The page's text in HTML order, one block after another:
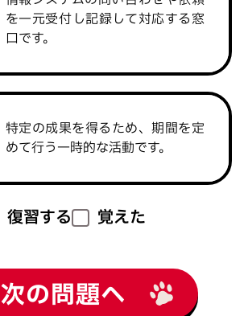
を一元受付し記録して対応する窓
口です。
特定の成果を得るため、期間を定
めて行う一時的な活動です。
復習する 覚えた
次の問題へ